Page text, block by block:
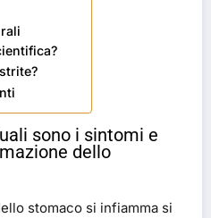
sono i sintomi e
dello
stomaco si infiamma si